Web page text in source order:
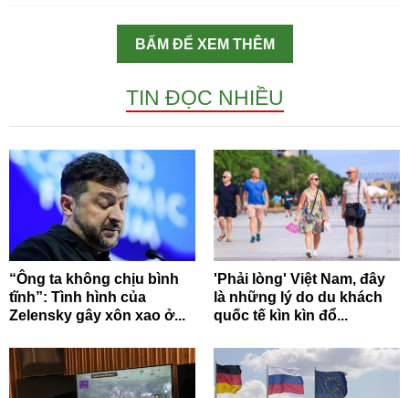
BẤM ĐỂ XEM THÊM
TIN ĐỌC NHIỀU
“Ông ta không chịu bình
tĩnh”: Tình hình của
Zelensky gây xôn xao ở...
'Phải lòng' Việt Nam, đây
là những lý do du khách
quốc tế kìn kìn đổ...